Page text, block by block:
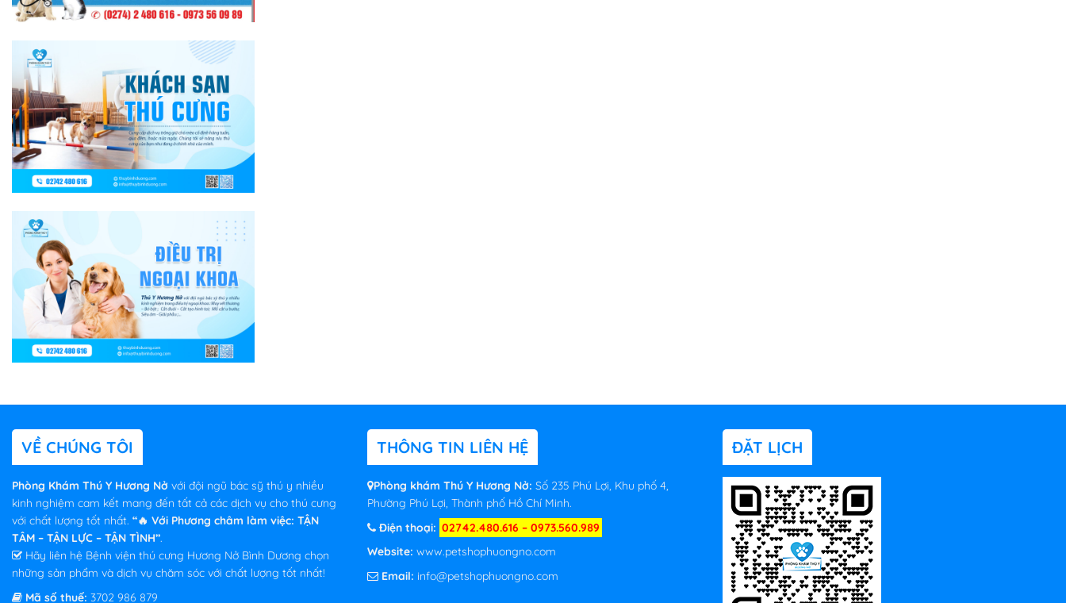
VỀ CHÚNG TÔI
Phòng Khám Thú Y Hương Nở với đội ngũ bác sỹ thú y nhiều
kinh nghiệm cam kết mang đến tất cả các dịch vụ cho thú cưng
với chất lượng tốt nhất. “🔥 Với Phương châm làm việc: TẬN
TÂM – TẬN LỰC – TẬN TÌNH”.
Hãy liên hệ Bệnh viện thú cưng Hương Nở Bình Dương chọn
những sản phẩm và dịch vụ chăm sóc với chất lượng tốt nhất!
Mã số thuế: 3702 986 879
THÔNG TIN LIÊN HỆ
Phòng khám Thú Y Hương Nở: Số 235 Phú Lợi, Khu phố 4,
Phường Phú Lợi, Thành phố Hồ Chí Minh.
Điện thoại: 02742.480.616 – 0973.560.989
Website: www.petshophuongno.com
Email: info@petshophuongno.com
ĐẶT LỊCH